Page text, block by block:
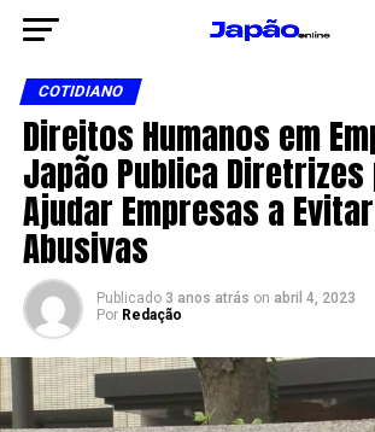
COTIDIANO
Direitos Humanos em
Japão Publica
Ajudar Empresas a
Abusivas
Publicado 3 anos atrás on abril 4, 2023
Por Redação